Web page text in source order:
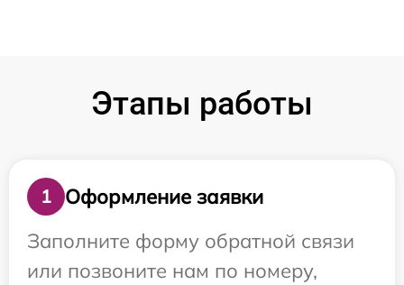
Этапы работы
1
Оформление заявки
Заполните форму обратной связи
или позвоните нам по номеру,